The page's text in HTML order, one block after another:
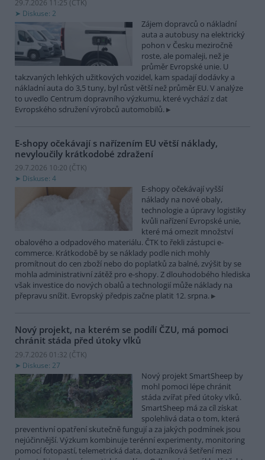
29.7.2026 11:25 (ČTK)
Diskuse: 2
Zájem dopravců o nákladní
auta a autobusy na elektrický
pohon v Česku meziročně
roste, ale pomaleji, než je
průměr Evropské unie. U
takzvaných lehkých užitkových vozidel, kam spadají dodávky a
nákladní auta do 3,5 tuny, byl růst větší než průměr EU. V analýze
to uvedlo Centrum dopravního výzkumu, které vychází z dat
Evropského sdružení výrobců automobilů.
E-shopy očekávají s nařízením EU větší náklady,
nevyloučily krátkodobé zdražení
29.7.2026 10:20 (ČTK)
Diskuse: 4
E-shopy očekávají vyšší
náklady na nové obaly,
technologie a úpravy logistiky
kvůli nařízení Evropské unie,
které má omezit množství
obalového a odpadového materiálu. ČTK to řekli zástupci e-
commerce. Krátkodobě by se náklady podle nich mohly
promítnout do cen zboží nebo do poplatků za balné, zvýšit by se
mohla administrativní zátěž pro e-shopy. Z dlouhodobého hlediska
však investice do nových obalů a technologií může náklady na
přepravu snížit. Evropský předpis začne platit 12. srpna.
Nový projekt, na kterém se podílí ČZU, má pomoci
chránit stáda před útoky vlků
29.7.2026 01:32 (ČTK)
Diskuse: 27
Nový projekt SmartSheep by
mohl pomoci lépe chránit
stáda zvířat před útoky vlků.
SmartSheep má za cíl získat
spolehlivá data o tom, která
preventivní opatření skutečně fungují a za jakých podmínek jsou
nejúčinnější. Výzkum kombinuje terénní experimenty, monitoring
pomocí fotopastí, telemetrická data, dotazníková šetření mezi